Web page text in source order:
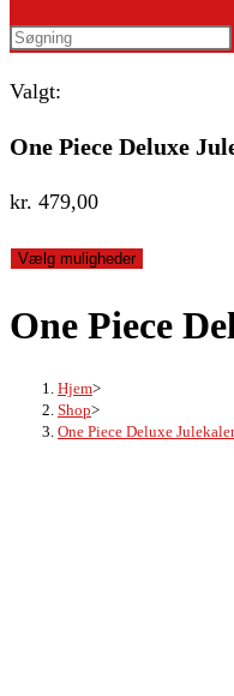
search
Search
website
Valgt:
One Piece Deluxe
kr. 479,00
Vælg muligheder
One Piece
Hjem>
Shop>
One Piece Deluxe